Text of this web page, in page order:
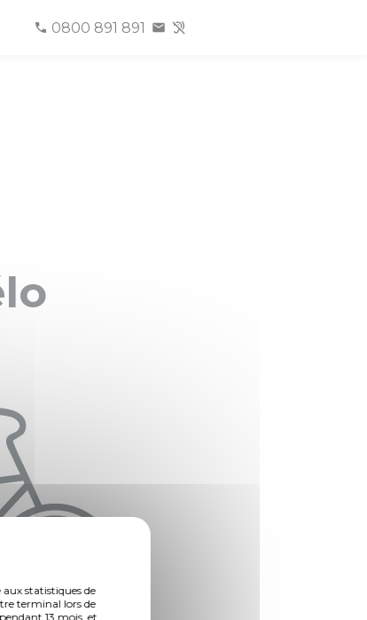
statistiques de
terminal lors de
13 mois, et
0800 891 891